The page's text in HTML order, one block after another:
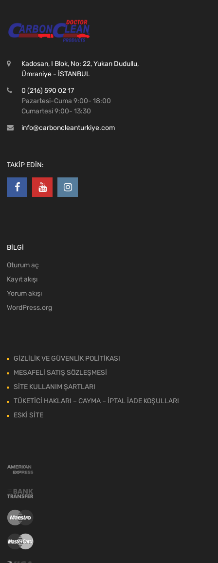
Kadosan, I Blok, No: 22, Yukarı Dudullu,
Ümraniye - İSTANBUL
0 (216) 590 02 17
Pazartesi-Cuma 9:00- 18:00
Cumartesi 9:00- 13:30
info@carboncleanturkiye.com
TAKİP EDİN:
BİLGİ
Oturum aç
Kayıt akışı
Yorum akışı
WordPress.org
GİZLİLİK VE GÜVENLİK POLİTİKASI
MESAFELİ SATIŞ SÖZLEŞMESİ
SİTE KULLANIM ŞARTLARI
TÜKETİCİ HAKLARI – CAYMA – İPTAL İADE KOŞULLARI
ESKİ SİTE